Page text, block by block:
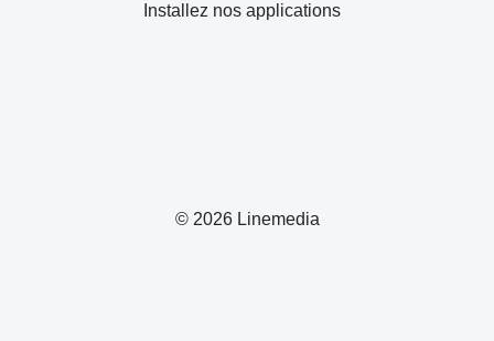
© 2026 Linemedia
Installez nos applications